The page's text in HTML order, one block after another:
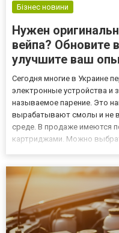
Бізнес новини
Нужен
вейпа? Обновите
улучшите ваш
Сегодня многие в Украине
электронные устройства и
называемое парение. Это
вырабатывают смолы и не
среде. В продаже имеются
картриджами. Можно
выясним, как выбра...